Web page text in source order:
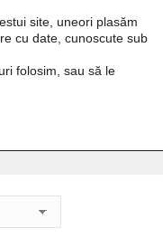
site, uneori plasăm
cu date, cunoscute sub
folosim, sau să le